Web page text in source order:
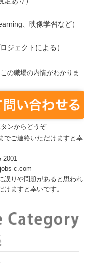
、映像学習など）
ジェクトによる）
の職場の内情がわかりま
ンからどうぞ
でご連絡いただけますと幸
2001
c.com
誤りや問題があると思われ
ますと幸いです。